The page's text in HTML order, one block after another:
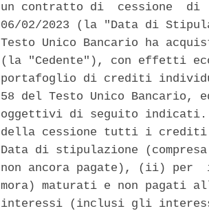
un contratto di  cessione
06/02/2023 (la "Data di
Testo Unico Bancario ha
(la "Cedente"), con effetti
portafoglio di crediti
58 del Testo Unico
oggettivi di seguito
della cessione tutti i
Data di stipulazione
non ancora pagate), (ii)
mora) maturati e non
interessi (inclusi gli